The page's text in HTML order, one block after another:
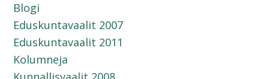
Blogi
Eduskuntavaalit 2007
Eduskuntavaalit 2011
Kolumneja